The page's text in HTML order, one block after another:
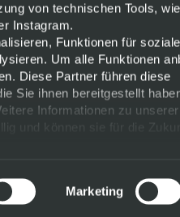
von technischen Tools,
Instagram.
Funktionen für
Um alle Funktionen
Diese Partner führen diese
Sie ihnen bereitgestellt
Informationen zu unserer
und können sie für die
Marketing